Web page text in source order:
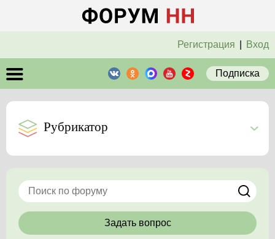
Регистрация Вход
Подписка
Рубрикатор
Задать вопрос